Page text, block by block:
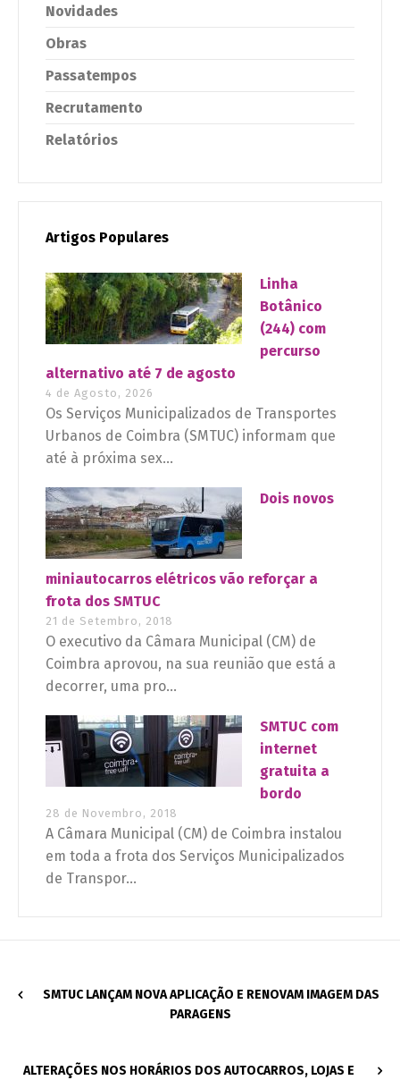
Novidades
Obras
Passatempos
Recrutamento
Relatórios
Artigos Populares
Linha
Botânico
(244) com
percurso
alternativo até 7 de agosto
4 de Agosto, 2026
Os Serviços Municipalizados de Transportes
Urbanos de Coimbra (SMTUC) informam que
até à próxima sex...
Dois novos
miniautocarros elétricos vão reforçar a
frota dos SMTUC
21 de Setembro, 2018
O executivo da Câmara Municipal (CM) de
Coimbra aprovou, na sua reunião que está a
decorrer, uma pro...
SMTUC com
internet
gratuita a
bordo
28 de Novembro, 2018
A Câmara Municipal (CM) de Coimbra instalou
em toda a frota dos Serviços Municipalizados
de Transpor...
SMTUC LANÇAM NOVA APLICAÇÃO E RENOVAM IMAGEM DAS
PARAGENS
ALTERAÇÕES NOS HORÁRIOS DOS AUTOCARROS, LOJAS E